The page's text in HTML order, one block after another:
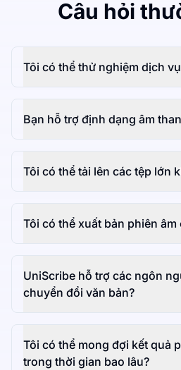
Câu hỏi
Tôi có thể thử nghiệm dịch
Bạn hỗ trợ định dạng âm
Tôi có thể tải lên các tệp lớn
Tôi có thể xuất bản phiên
UniScribe hỗ trợ các ngôn
chuyển đổi văn bản?
Tôi có thể mong đợi kết quả
trong thời gian bao lâu?